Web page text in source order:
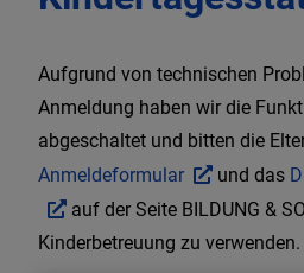
Aufgrund von technischen
Anmeldung haben wir die
abgeschaltet und bitten die
Anmeldeformular
und das
auf der Seite BILDUNG &
Kinderbetreuung zu verwenden.